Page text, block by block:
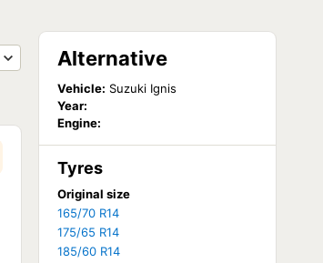
Alternative
Vehicle: Suzuki Ignis
Year:
Engine:
Tyres
Original size
165/70 R14
175/65 R14
185/60 R14